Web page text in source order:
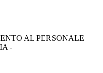
AL PERSONALE
-